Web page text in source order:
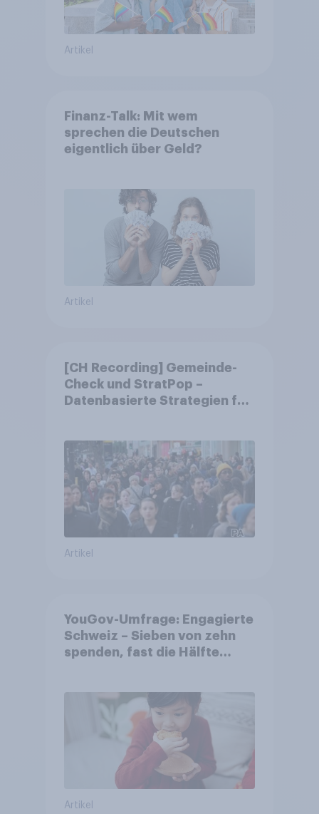
Artikel
Finanz-Talk: Mit wem
sprechen die Deutschen
eigentlich über Geld?
Artikel
[CH Recording] Gemeinde-
Check und StratPop –
Datenbasierte Strategien für
Artikel
YouGov-Umfrage: Engagierte
Schweiz – Sieben von zehn
spenden, fast die Hälfte
Artikel